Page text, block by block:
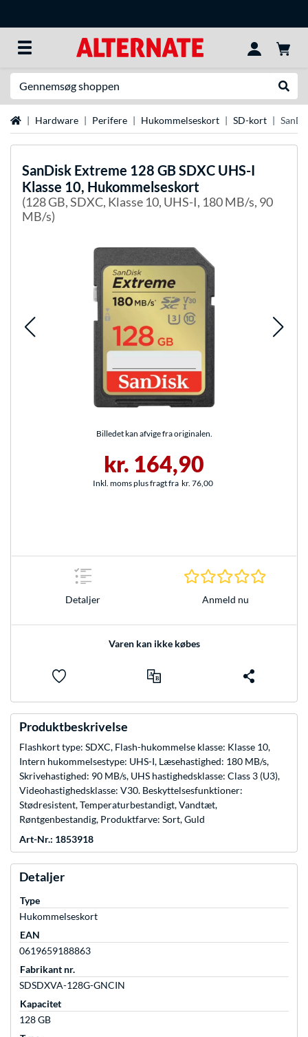
StartsideHardware Perifere Hukommelseskort SD-kort
SanDisk Extreme 128 GB SDXC UHS-I
Klasse 10, Hukommelseskort
(128 GB, SDXC, Klasse 10, UHS-I, 180 MB/s, 90
MB/s)
Billedet kan afvige fra originalen.
kr. 164,90
Inkl. moms plus fragt fra kr. 76,00
Detaljer Anmeld nu
Varen kan ikke købes
Produktbeskrivelse
Flashkort type: SDXC, Flash-hukommelse klasse: Klasse 10,
Intern hukommelsestype: UHS-I, Læsehastighed: 180 MB/s,
Skrivehastighed: 90 MB/s, UHS hastighedsklasse: Class 3 (U3),
Videohastighedsklasse: V30. Beskyttelsesfunktioner:
Stødresistent, Temperaturbestandigt, Vandtæt,
Røntgenbestandig, Produktfarve: Sort, Guld
Art-Nr.: 1853918
Detaljer
Type
Hukommelseskort
EAN
0619659188863
Fabrikant nr.
SDSDXVA-128G-GNCIN
Kapacitet
128 GB